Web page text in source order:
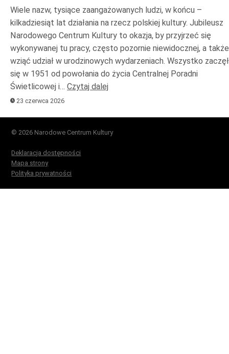
Wiele nazw, tysiące zaangażowanych ludzi, w końcu –
kilkadziesiąt lat działania na rzecz polskiej kultury. Jubileusz
Narodowego Centrum Kultury to okazja, by przyjrzeć się
wykonywanej tu pracy, często pozornie niewidocznej, a także
wziąć udział w urodzinowych wydarzeniach. Wszystko
się w 1951 od powołania do życia Centralnej Poradni
Świetlicowej i… Czytaj dalej
23 czerwca 2026
© 2026 Narodowe Centrum Kultury
Deklaracja dostępności
Mapa strony
Polityka prywatności